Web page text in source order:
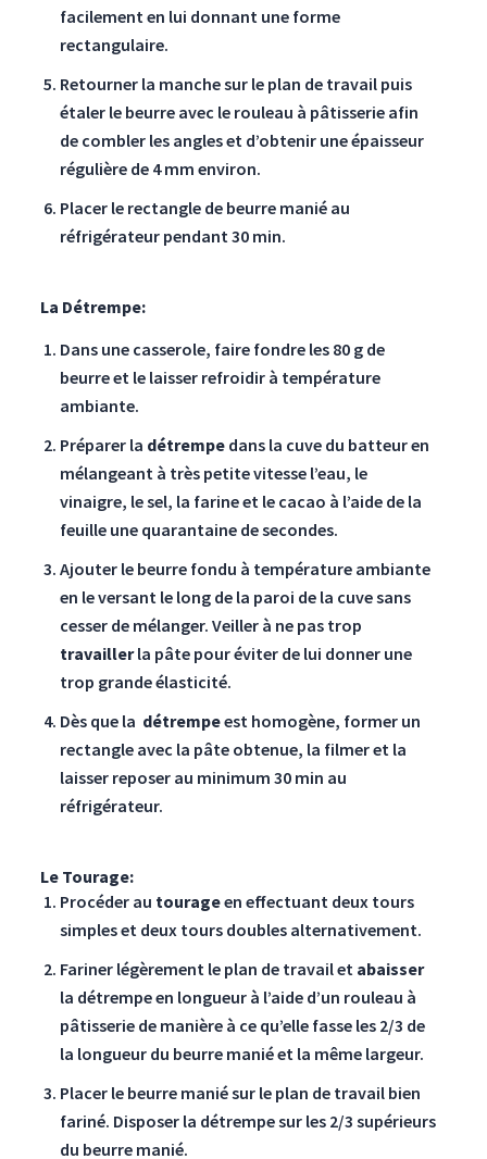
facilement en lui donnant une forme
rectangulaire.
Retourner la manche sur le plan de travail puis
étaler le beurre avec le rouleau à pâtisserie afin
de combler les angles et d’obtenir une épaisseur
régulière de 4 mm environ.
Placer le rectangle de beurre manié au
réfrigérateur pendant 30 min.
La Détrempe:
Dans une casserole, faire fondre les 80 g de
beurre et le laisser refroidir à température
ambiante.
Préparer la détrempe dans la cuve du batteur en
mélangeant à très petite vitesse l’eau, le
vinaigre, le sel, la farine et le cacao à l’aide de la
feuille une quarantaine de secondes.
Ajouter le beurre fondu à température ambiante
en le versant le long de la paroi de la cuve sans
cesser de mélanger. Veiller à ne pas trop
travaillerla pâte pour éviter de lui donner une
trop grande élasticité.
Dès que la détrempeest homogène, former un
rectangle avec la pâte obtenue, la filmer et la
laisser reposer au minimum 30 min au
réfrigérateur.
Le Tourage:
Procéder au tourageen effectuant deux tours
simples et deux tours doubles alternativement.
Fariner légèrement le plan de travail et abaisser
la détrempe en longueur à l’aide d’un rouleau à
pâtisserie de manière à ce qu’elle fasse les 2/3 de
la longueur du beurre manié et la même largeur.
Placer le beurre manié sur le plan de travail bien
fariné. Disposer la détrempe sur les 2/3 supérieurs
du beurre manié.